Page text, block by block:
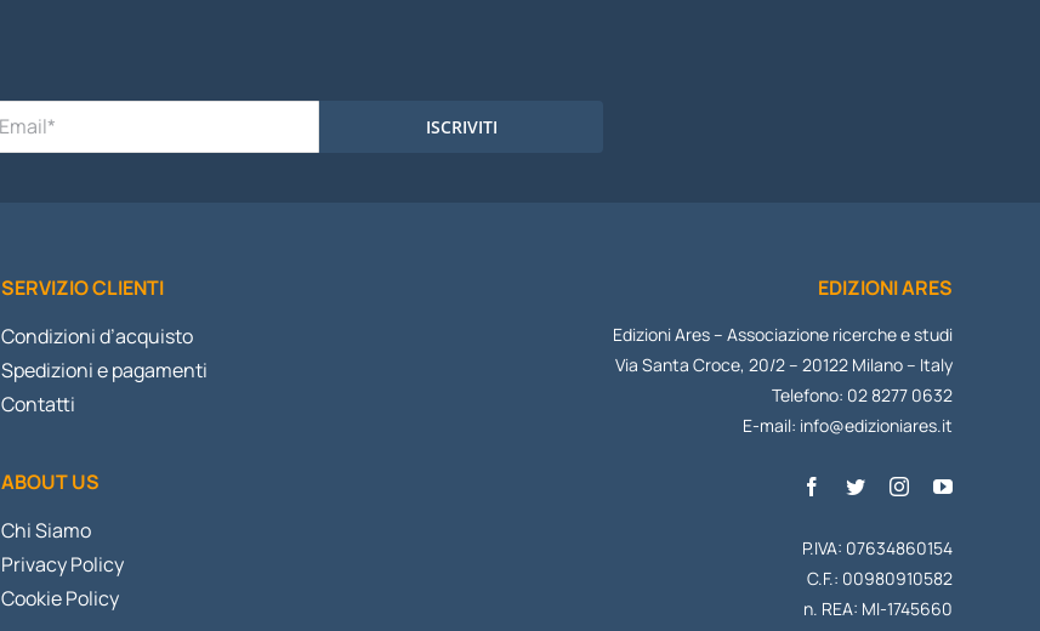
ISCRIVITI
SERVIZIO CLIENTI
Condizioni d’acquisto
Spedizioni e pagamenti
Contatti
ABOUT US
Chi Siamo
Privacy Policy
Cookie Policy
EDIZIONI ARES
Edizioni Ares – Associazione ricerche e studi
Via Santa Croce, 20/2 – 20122 Milano – Italy
Telefono: 02 8277 0632
E-mail: info@edizioniares.it
P.IVA: 07634860154
C.F.: 00980910582
n. REA: MI-1745660